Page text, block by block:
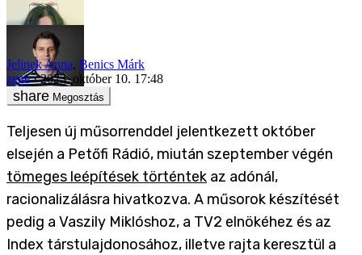
Jelinek Anna, Benics Márk
zene
2023. október 10. 17:48
Megosztás
Teljesen új műsorrenddel jelentkezett október
elsején a Petőfi Rádió, miután szeptember végén
tömeges leépítések történtek az adónál,
racionalizálásra hivatkozva. A műsorok készítését
pedig a Vaszily Miklóshoz, a TV2 elnökéhez és az
Index társtulajdonosához, illetve rajta keresztül a